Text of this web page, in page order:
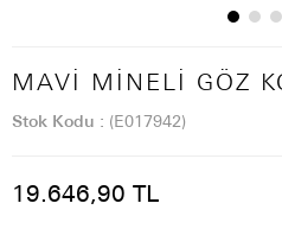
MAVI MINELI GÖZ
Stok Kodu (E017942)
19.646,90 TL